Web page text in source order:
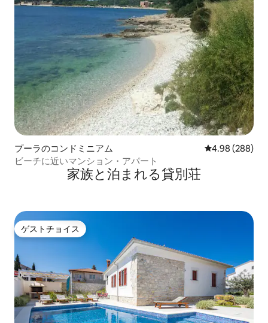
プーラのコンドミニアム レビュー288
4.98 (288)
ビーチに近いマンション・アパート
家族と泊まれる貸別荘
ゲストチョイス
ゲストチョイス